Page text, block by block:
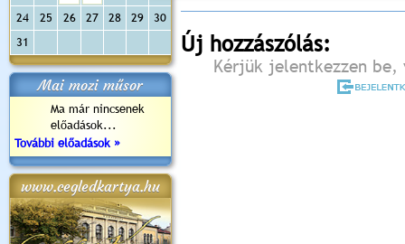
24
25 26 27 28 29
30
31
Mai mozi műsor
Ma már nincsenek
előadások...
További előadások »
www.cegledkartya.hu
Új hozzászólás:
Kérjük jelentkezzen be,